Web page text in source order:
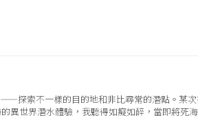
探索不一樣的目的地和非比尋常的潛點。某
異世界潛水體驗，我聽得如癡如醉，當即將死